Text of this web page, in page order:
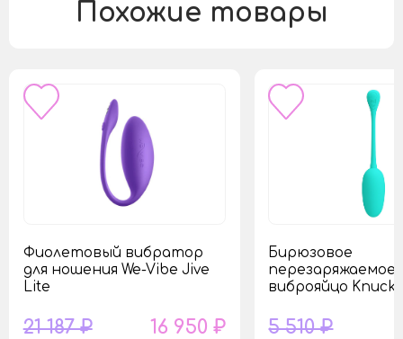
Похожие товары
Фиолетовый вибратор
для ношения We-Vibe Jive
Lite
21 187 ₽ 16 950 ₽
Бирюзовое
перезаряжаемое
виброяйцо
5 510 ₽